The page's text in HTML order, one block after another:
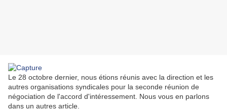
Le 28 octobre dernier, nous étions réunis avec la direction et les
autres organisations syndicales pour la seconde réunion de
négociation de l'accord d'intéressement. Nous vous en parlons
dans un autres article.